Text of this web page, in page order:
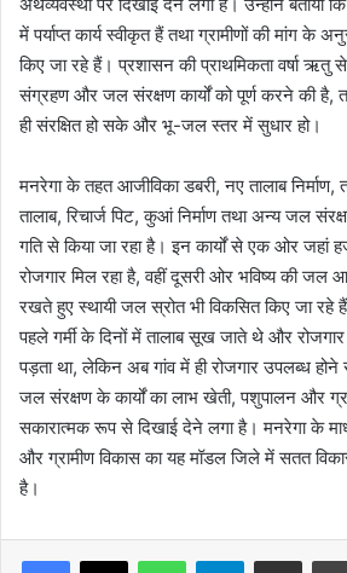
में पर्याप्त कार्य स्वीकृत हैं तथा ग्रामीणों की मांग के
किए जा रहे हैं। प्रशासन की प्राथमिकता वर्षा
संग्रहण और जल संरक्षण कार्यों को पूर्ण करने की है,
ही संरक्षित हो सके और भू-जल स्तर में सुधार हो।
मनरेगा के तहत आजीविका डबरी, नए तालाब
तालाब, रिचार्ज पिट, कुआं निर्माण तथा अन्य जल
गति से किया जा रहा है। इन कार्यों से एक ओर जहां
रोजगार मिल रहा है, वहीं दूसरी ओर भविष्य की जल
रखते हुए स्थायी जल स्रोत भी विकसित किए जा रहे
पहले गर्मी के दिनों में तालाब सूख जाते थे और
पड़ता था, लेकिन अब गांव में ही रोजगार उपलब्ध
जल संरक्षण के कार्यों का लाभ खेती, पशुपालन और
सकारात्मक रूप से दिखाई देने लगा है। मनरेगा के
और ग्रामीण विकास का यह मॉडल जिले में सतत
है।
Telegram